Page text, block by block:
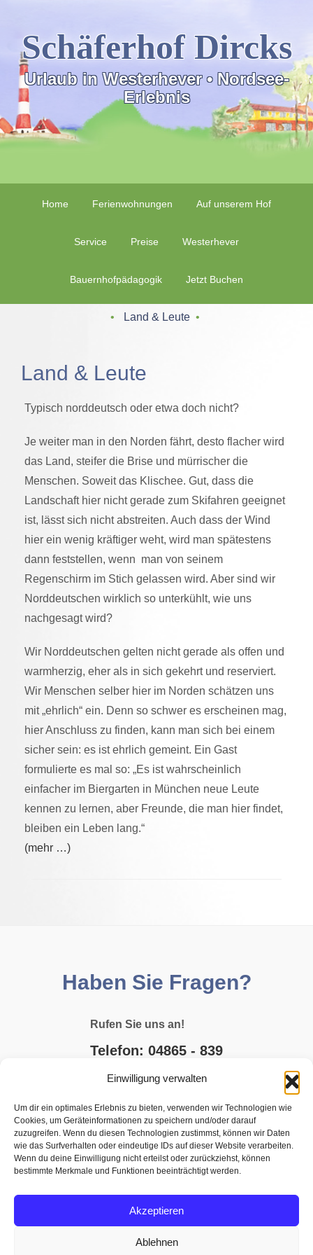
Einwilligung verwalten
Um dir ein optimales Erlebnis zu bieten, verwenden wir Technologien wie
Cookies, um Geräteinformationen zu speichern und/oder darauf
zuzugreifen. Wenn du diesen Technologien zustimmst, können wir Daten
wie das Surfverhalten oder eindeutige IDs auf dieser Website verarbeiten.
Wenn du deine Einwilligung nicht erteilst oder zurückziehst, können
bestimmte Merkmale und Funktionen beeinträchtigt werden.
Akzeptieren
Ablehnen
Schäferhof Dircks
Urlaub in Westerhever • Nordsee-
Erlebnis
Home Ferienwohnungen Auf unserem Hof
Service Preise Westerhever
Bauernhofpädagogik Jetzt Buchen
‌ • ‌ Land & Leute ‌ • ‌
Land & Leute
Typisch norddeutsch oder etwa doch nicht?
Je weiter man in den Norden fährt, desto flacher wird
das Land, steifer die Brise und mürrischer die
Menschen. Soweit das Klischee. Gut, dass die
Landschaft hier nicht gerade zum Skifahren geeignet
ist, lässt sich nicht abstreiten. Auch dass der Wind
hier ein wenig kräftiger weht, wird man spätestens
dann feststellen, wenn man von seinem
Regenschirm im Stich gelassen wird. Aber sind wir
Norddeutschen wirklich so unterkühlt, wie uns
nachgesagt wird?
Wir Norddeutschen gelten nicht gerade als offen und
warmherzig, eher als in sich gekehrt und reserviert.
Wir Menschen selber hier im Norden schätzen uns
mit „ehrlich“ ein. Denn so schwer es erscheinen mag,
hier Anschluss zu finden, kann man sich bei einem
sicher sein: es ist ehrlich gemeint. Ein Gast
formulierte es mal so: „Es ist wahrscheinlich
einfacher im Biergarten in München neue Leute
kennen zu lernen, aber Freunde, die man hier findet,
bleiben ein Leben lang.“
(mehr …)
Haben Sie Fragen?
Rufen Sie uns an!
Telefon: 04865 - 839
JETZT BUCHEN